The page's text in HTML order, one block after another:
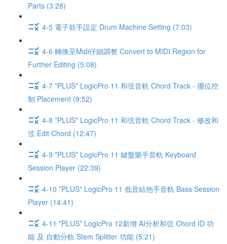
Parts (3:28)
4-5 電子鼓手設定 Drum Machine Setting (7:03)
4-6 轉換至Midi仔細調整 Convert to MIDI Region for
Further Editing (5:08)
4-7 *PLUS* LogicPro 11 和弦音軌 Chord Track - 擺位控
制 Placement (9:52)
4-8 *PLUS* LogicPro 11 和弦音軌 Chord Track - 修改和
弦 Edit Chord (12:47)
4-9 *PLUS* LogicPro 11 鍵盤樂手音軌 Keyboard
Session Player (22:39)
4-10 *PLUS* LogicPro 11 低音結他手音軌 Bass Session
Player (14:41)
4-11 *PLUS* LogicPro 12新增 AI分析和弦 Chord ID 功
能 及 自動分軌 Stem Splitter 功能 (5:21)